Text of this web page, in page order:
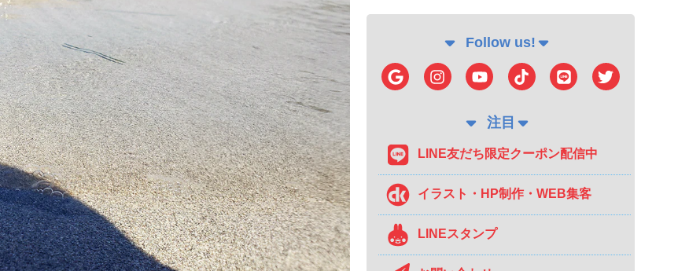
Follow us!
注目
LINE友だち限定クーポン配信中
イラスト・HP制作・WEB集客
LINEスタンプ